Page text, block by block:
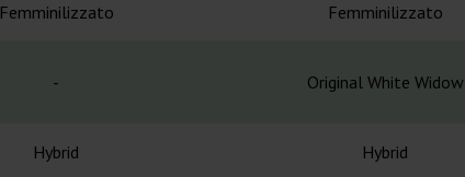
Femminilizzato Femminilizzato
- Original White Widow
Hybrid Hybrid